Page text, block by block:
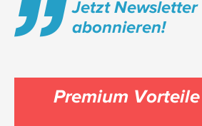
Jetzt Newsletter
abonnieren!
Premium